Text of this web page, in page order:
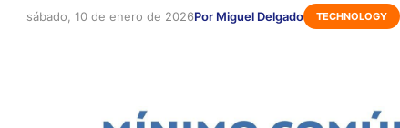
sábado, 10 de enero de 2026Por Miguel Delgado TECHNOLOGY